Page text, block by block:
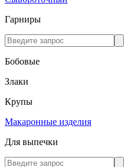
Гарниры
Бобовые
Злаки
Крупы
Макаронные изделия
Для выпечки